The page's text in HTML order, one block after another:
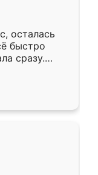
осталась
быстро
сразу.
к
Собрали
даже